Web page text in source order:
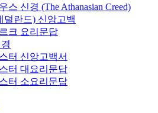
스 신경 (The Athanasian Creed)
덜란드) 신앙고백
크 요리문답
터 신앙고백서
터 대요리문답
터 소요리문답